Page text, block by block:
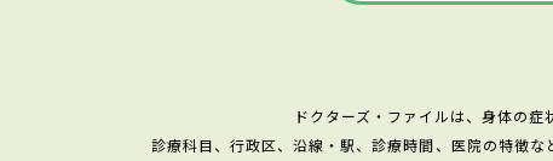
ドクターズ・ファイルは、身体の
診療科目、行政区、沿線・駅、診療時間、医院の特徴